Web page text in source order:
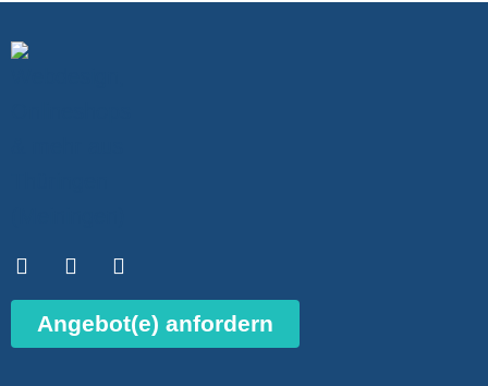
Angebot(e) anfordern